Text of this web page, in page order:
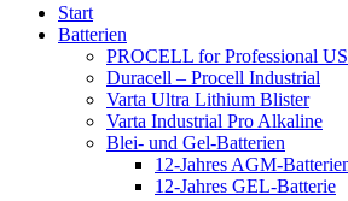
Start
Batterien
PROCELL for Professional
Duracell – Procell Industrial
Varta Ultra Lithium Blister
Varta Industrial Pro Alkaline
Blei- und Gel-Batterien
12-Jahres AGM-
12-Jahres GEL-Batterie